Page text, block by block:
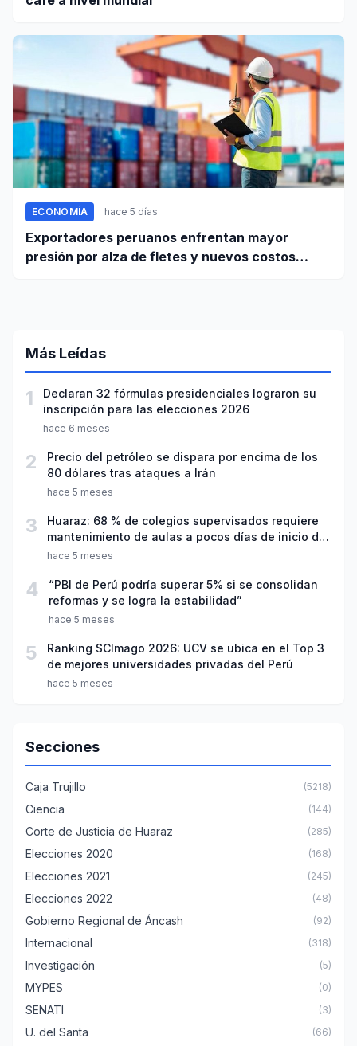
ECONOMÍA hace 5 días
Exportadores peruanos enfrentan mayor
presión por alza de fletes y nuevos costos
Más Leídas
1
Declaran 32 fórmulas presidenciales lograron su
inscripción para las elecciones 2026
hace 6 meses
2
Precio del petróleo se dispara por encima de los
80 dólares tras ataques a Irán
hace 5 meses
3
Huaraz: 68 % de colegios supervisados requiere
mantenimiento de aulas a pocos días de inicio del
año escolar 2026
hace 5 meses
4
“PBI de Perú podría superar 5% si se consolidan
reformas y se logra la estabilidad”
hace 5 meses
5
Ranking SCImago 2026: UCV se ubica en el Top 3
de mejores universidades privadas del Perú
hace 5 meses
Secciones
Caja Trujillo (5218)
Ciencia (144)
Corte de Justicia de Huaraz (285)
Elecciones 2020 (168)
Elecciones 2021 (245)
Elecciones 2022 (48)
Gobierno Regional de Áncash (92)
Internacional (318)
Investigación (5)
MYPES (0)
SENATI (3)
U. del Santa (66)